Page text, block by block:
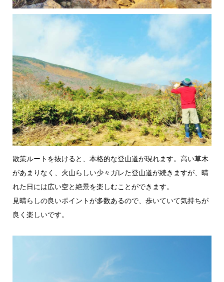
散策ルートを抜けると、本格的な登山道が現れます。高い草木
があまりなく、火山らしい少々ガレた登山道が続きますが、晴
れた日には広い空と絶景を楽しむことができます。
見晴らしの良いポイントが多数あるので、歩いていて気持ちが
良く楽しいです。